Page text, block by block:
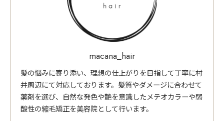
macana_hair
髪の悩みに寄り添い、理想の仕上がりを目指して丁寧に村
井周辺にて対応しております。髪質やダメージに合わせて
薬剤を選び、自然な発色や艶を意識したメテオカラーや弱
酸性の縮毛矯正を美容院として行います。